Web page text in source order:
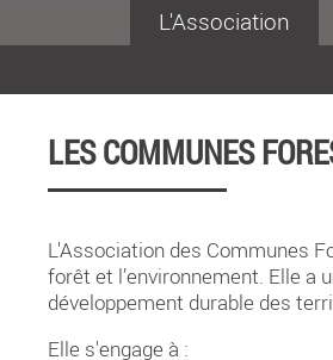
L'Association
LES COMMUNES
L'Association des Communes
forêt et l’environnement. Elle
développement durable des
Elle s'engage à :